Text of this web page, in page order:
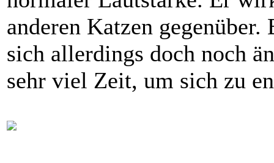
anderen Katzen
sich allerdings doch noch
sehr viel Zeit, um sich zu